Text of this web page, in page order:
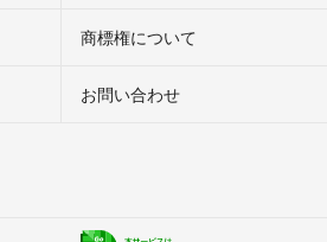
商標権について
お問い合わせ